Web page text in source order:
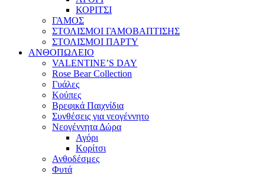
ΚΟΡΙΤΣΙ
ΓΑΜΟΣ
ΣΤΟΛΙΣΜΟΙ ΓΑΜΟΒΑΠΤΙΣΗΣ
ΣΤΟΛΙΣΜΟΙ ΠΑΡΤΥ
ΑΝΘΟΠΩΛΕΙΟ
VALENTINE’S DAY
Rose Bear Collection
Γυάλες
Κούπες
Βρεφικά Παιχνίδια
Συνθέσεις για νεογέννητο
Νεογέννητα Δώρα
Αγόρι
Κορίτσι
Ανθοδέσμες
Φυτά